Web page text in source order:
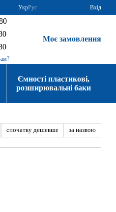
УкрРус Вхід
Моє замовлення
Ємності пластикові,
розширювальні баки
спочатку дешевше за назвою